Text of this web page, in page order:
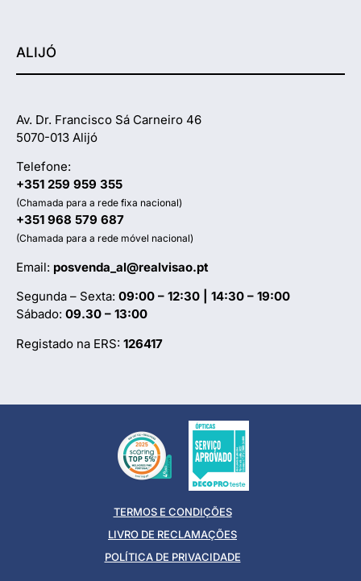
ALIJÓ
Av. Dr. Francisco Sá Carneiro 46
5070-013 Alijó
Telefone:
+351 259 959 355
(Chamada para a rede fixa nacional)
+351 968 579 687
(Chamada para a rede móvel nacional)
Email: posvenda_al@realvisao.pt
Segunda – Sexta: 09:00 – 12:30 | 14:30 – 19:00
Sábado: 09.30 – 13:00
Registado na ERS: 126417
TERMOS E CONDIÇÕES
LIVRO DE RECLAMAÇÕES
POLÍTICA DE PRIVACIDADE